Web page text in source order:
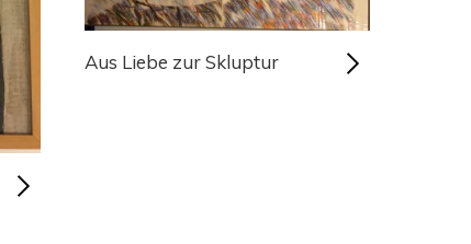
Aus Liebe zur Skluptur